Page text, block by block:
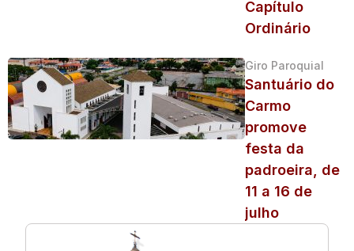
Capítulo
Ordinário
Giro Paroquial
Santuário do
Carmo
promove
festa da
padroeira, de
11 a 16 de
julho